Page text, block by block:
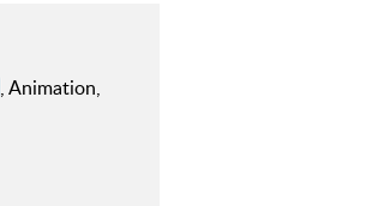
, Animation,